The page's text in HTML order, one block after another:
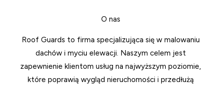
O nas
Roof Guards to firma specjalizująca się w malowaniu
dachów i myciu elewacji. Naszym celem jest
zapewnienie klientom usług na najwyższym poziomie,
które poprawią wygląd nieruchomości i przedłużą